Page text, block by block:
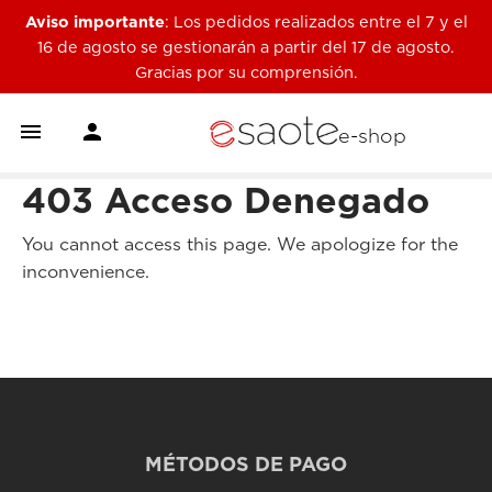
Aviso importante: Los pedidos realizados entre el 7 y el
16 de agosto se gestionarán a partir del 17 de agosto.
Gracias por su comprensión.
  e-shop
403 Acceso Denegado
You cannot access this page. We apologize for the
inconvenience.
MÉTODOS DE PAGO